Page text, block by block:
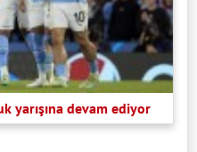
yarışına devam ediyor